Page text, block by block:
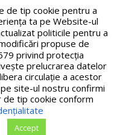
de tip cookie pentru a
ta pe Website-ul
politicile pentru a
propuse de
privind protecția
prelucrarea datelor
circulație a acestor
site-ul nostru confirmi
tip cookie conform
Accept